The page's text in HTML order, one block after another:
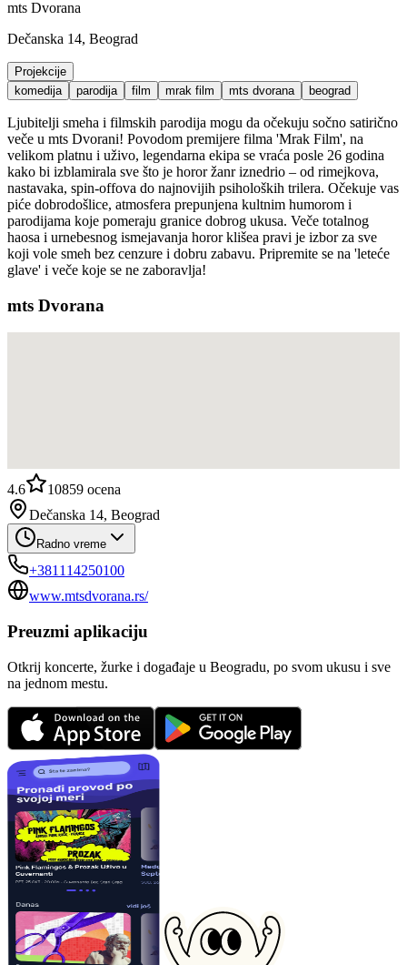
mts Dvorana
Dečanska 14, Beograd
Projekcije
komedija
parodija film mrak film mts dvorana beograd
Ljubitelji smeha i filmskih parodija mogu da očekuju sočno satirično
veče u mts Dvorani! Povodom premijere filma 'Mrak Film', na
velikom platnu i uživo, legendarna ekipa se vraća posle 26 godina
kako bi izblamirala sve što je horor žanr iznedrio – od rimejkova,
nastavaka, spin-offova do najnovijih psiholoških trilera. Očekuje vas
piće dobrodošlice, atmosfera prepunjena kultnim humorom i
parodijama koje pomeraju granice dobrog ukusa. Veče totalnog
haosa i urnebesnog ismejavanja horor klišea pravi je izbor za sve
koji vole smeh bez cenzure i dobru zabavu. Pripremite se na 'leteće
glave' i veče koje se ne zaboravlja!
mts Dvorana
4.6 10859 ocena
Dečanska 14, Beograd
Radno vreme
+381114250100
www.mtsdvorana.rs/
Preuzmi aplikaciju
Otkrij koncerte, žurke i događaje u Beogradu, po svom ukusu i sve
na jednom mestu.